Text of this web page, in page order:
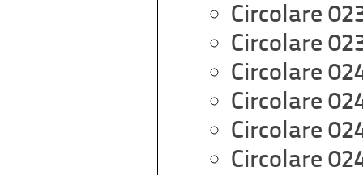
Circolare
Circolare
Circolare
Circolare
Circolare
Circolare